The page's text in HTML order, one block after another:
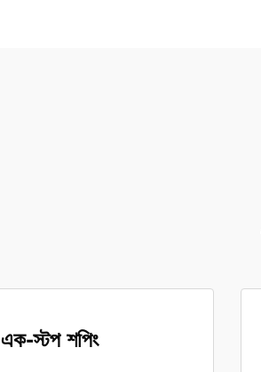
এক-স্টপ শপিং